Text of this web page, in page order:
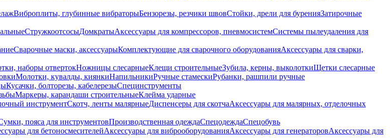
Виброплиты, глубинные вибраторыБензорезы, резчики швовСтойки, дрели для буренияЗатирочные
СтружкоотсосыДомкратыАксессуары для компрессоров, пневмосистемСистемы пылеудаления для
Сварочные маски, аксессуарыКомплектующие для сварочного оборудованияАксессуары для сварки,
наборы отвертокНожницы слесарныеКлещи строительныеЗубила, керны, выколоткиЩетки слесарные
Молотки, кувалды, киянкиНапильникиРучные стамескиРубанки, рашпили ручные
Кусачки, болторезы, кабелерезыСпецинструменты
Маркеры, карандаши строительныеКлейма ударные
инструментСкотч, ленты малярныеДиспенсеры для скотчаАксессуары для малярных, отделочных
пояса для инструментовПроизводственная одеждаСпецодеждаСпецобувь
для бетоносмесителейАксессуары для виброоборудованияАксессуары для генераторовАксессуары для